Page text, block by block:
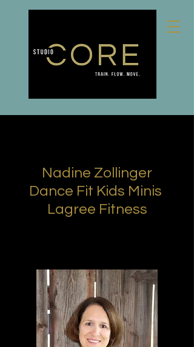
Nadine Zollinger
Dance Fit Kids Minis
Lagree Fitness